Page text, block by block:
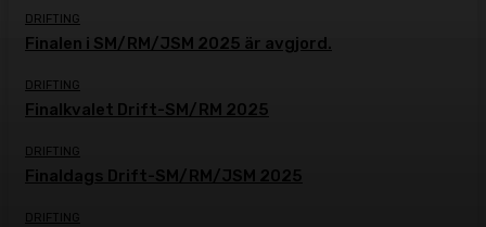
DRIFTING
Finalen i SM/RM/JSM 2025 är avgjord.
DRIFTING
Finalkvalet Drift-SM/RM 2025
DRIFTING
Finaldags Drift-SM/RM/JSM 2025
DRIFTING